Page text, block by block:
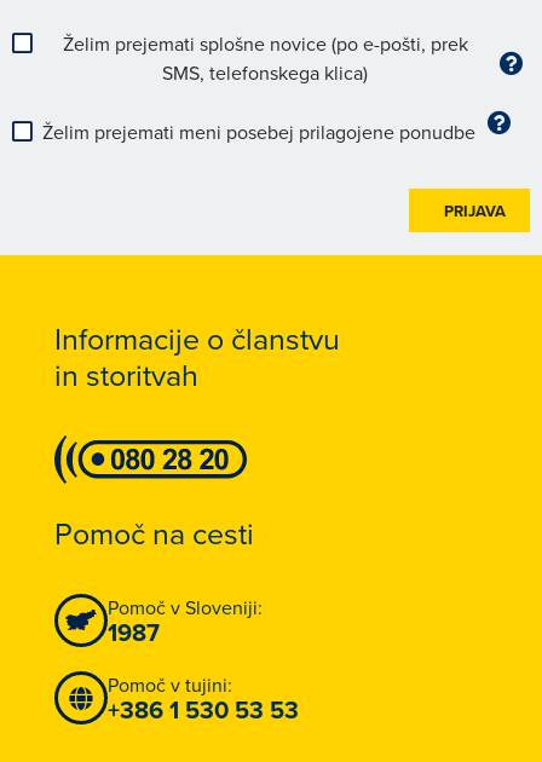
Želim prejemati splošne novice (po e-pošti, prek
SMS, telefonskega klica)
Želim prejemati meni posebej prilagojene ponudbe
PRIJAVA
Informacije o članstvu
in storitvah
Pomoč na cesti
Pomoč v Sloveniji:
1987
Pomoč v tujini:
+386 1 530 53 53